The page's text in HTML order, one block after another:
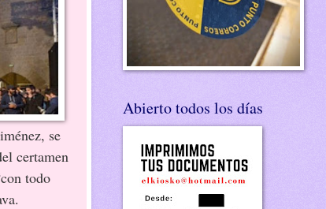
se
certamen
todo
Abierto todos los días